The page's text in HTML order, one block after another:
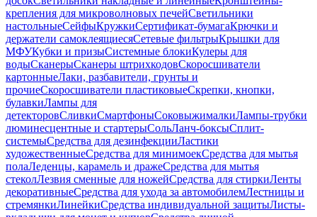
крепления для микроволновых печейСветильники
настольныеСейфыКружкиСертификат-бумагаКрючки и
держатели самоклеящиесяСетевые фильтрыКрышки для
МФУКубки и призыСистемные блокиКулеры для
водыСканерыСканеры штрихкодовСкоросшиватели
картонныеЛаки, разбавители, грунты и
прочиеСкоросшиватели пластиковыеСкрепки, кнопки,
булавкиЛампы для
детекторовСливкиСмартфоныСоковыжималкиЛампы-трубки
люминесцентные и стартерыСольЛанч-боксыСплит-
системыСредства для дезинфекцииЛастики
художественныеСредства для минимоекСредства для мытья
полаЛеденцы, карамель и дражеСредства для мытья
стеколЛезвия сменные для ножейСредства для стиркиЛенты
декоративныеСредства для ухода за автомобилемЛестницы и
стремянкиЛинейкиСредства индивидуальной защитыЛисты-